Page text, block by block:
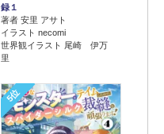
録１
著者 安里 アサト
イラスト necomi
世界観イラスト 尾崎 伊万
里
5位